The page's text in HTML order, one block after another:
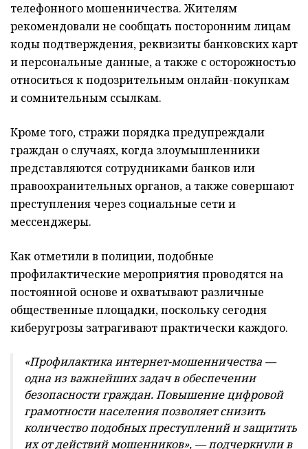
телефонного мошенничества. Жителям
рекомендовали не сообщать посторонним лицам
коды подтверждения, реквизиты банковских карт
и персональные данные, а также с осторожностью
относиться к подозрительным онлайн-покупкам
и сомнительным ссылкам.
Кроме того, стражи порядка предупреждали
граждан о случаях, когда злоумышленники
представляются сотрудниками банков или
правоохранительных органов, а также совершают
преступления через социальные сети и
мессенджеры.
Как отметили в полиции, подобные
профилактические мероприятия проводятся на
постоянной основе и охватывают различные
общественные площадки, поскольку сегодня
киберугрозы затрагивают практически каждого.
«Профилактика интернет-мошенничества —
одна из важнейших задач в обеспечении
безопасности граждан. Повышение цифровой
грамотности населения позволяет снизить
количество подобных преступлений и защитить
их от действий мошенников», — подчеркнули в